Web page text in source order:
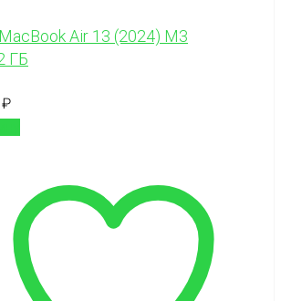
Air 13 (2024) M3
ГБ
₽